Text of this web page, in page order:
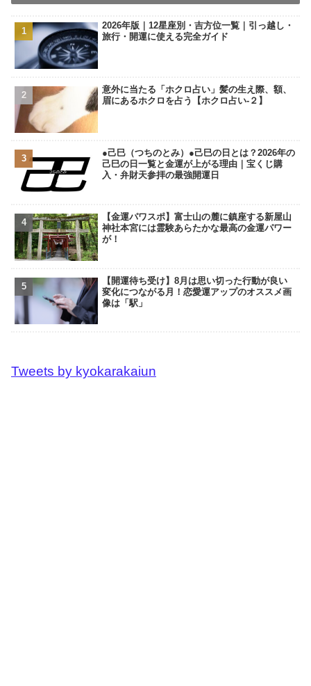
2026年版｜12星座別・吉方位一覧｜引っ越し・
旅行・開運に使える完全ガイド
意外に当たる「ホクロ占い」髪の生え際、額、
眉にあるホクロを占う【ホクロ占い‐２】
●己巳（つちのとみ）●己巳の日とは？2026年の
己巳の日一覧と金運が上がる理由｜宝くじ購
入・弁財天参拝の最強開運日
【金運パワスポ】富士山の麓に鎮座する新屋山
神社本宮には霊験あらたかな最高の金運パワー
が！
【開運待ち受け】8月は思い切った行動が良い
変化につながる月！恋愛運アップのオススメ画
像は「駅」
Tweets by kyokarakaiun